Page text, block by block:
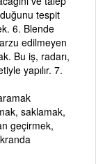
tespit
6. Blende
edilmeyen
Bu iş, radarı,
yapılır. 7.
saklamak,
geçirmek,